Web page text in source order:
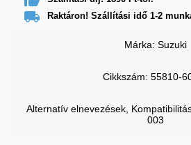
 Raktáron! Szállítási idő 1-2
Márka: Suzuki
Cikkszám: 55810-
Alternatív elnevezések,
003